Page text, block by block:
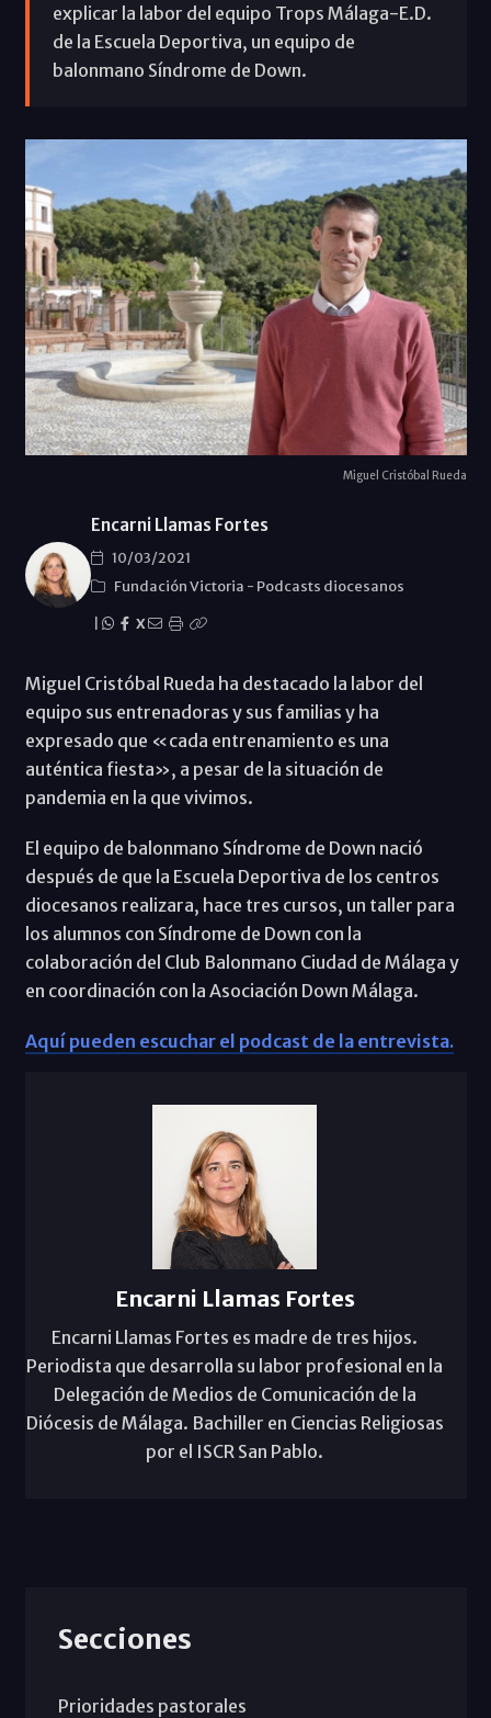
explicar la labor del equipo Trops Málaga-E.D.
de la Escuela Deportiva, un equipo de
balonmano Síndrome de Down.
Miguel Cristóbal Rueda
Encarni Llamas Fortes
10/03/2021
Fundación Victoria - Podcasts diocesanos
X
Miguel Cristóbal Rueda ha destacado la labor del
equipo sus entrenadoras y sus familias y ha
expresado que «cada entrenamiento es una
auténtica fiesta», a pesar de la situación de
pandemia en la que vivimos.
El equipo de balonmano Síndrome de Down nació
después de que la Escuela Deportiva de los centros
diocesanos realizara, hace tres cursos, un taller para
los alumnos con Síndrome de Down con la
colaboración del Club Balonmano Ciudad de Málaga y
en coordinación con la Asociación Down Málaga.
Aquí pueden escuchar el podcast de la entrevista.
Encarni Llamas Fortes
Encarni Llamas Fortes es madre de tres hijos.
Periodista que desarrolla su labor profesional en la
Delegación de Medios de Comunicación de la
Diócesis de Málaga. Bachiller en Ciencias Religiosas
por el ISCR San Pablo.
Secciones
Prioridades pastorales